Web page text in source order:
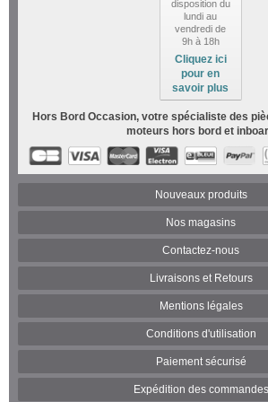
disposition du
lundi au
vendredi de
9h à 18h
Cliquez ici
pour en
savoir plus
Hors Bord Occasion, votre spécialiste des
moteurs hors bord et
Nouveaux produits
Nos magasins
Contactez-nous
Livraisons et Retours
Mentions légales
Conditions d'utilisation
Paiement sécurisé
Expédition des commandes